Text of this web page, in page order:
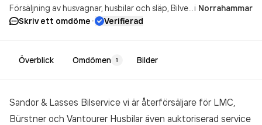
Försäljning av husvagnar, husbilar och släp Bilverkstäder i Norrahammar
Skriv ett omdöme· Verifierad
Överblick Omdömen 1 Bilder
Sandor & Lasses Bilservice vi är återförsäljare för LMC,
Bürstner och Vantourer Husbilar även auktoriserad service